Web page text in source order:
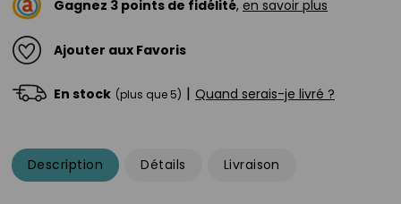
Gagnez 3 points de fidélité, en savoir plus
Ajouter aux Favoris
En stock (plus que 5) | Quand serais-je livré ?
Description Détails Livraison